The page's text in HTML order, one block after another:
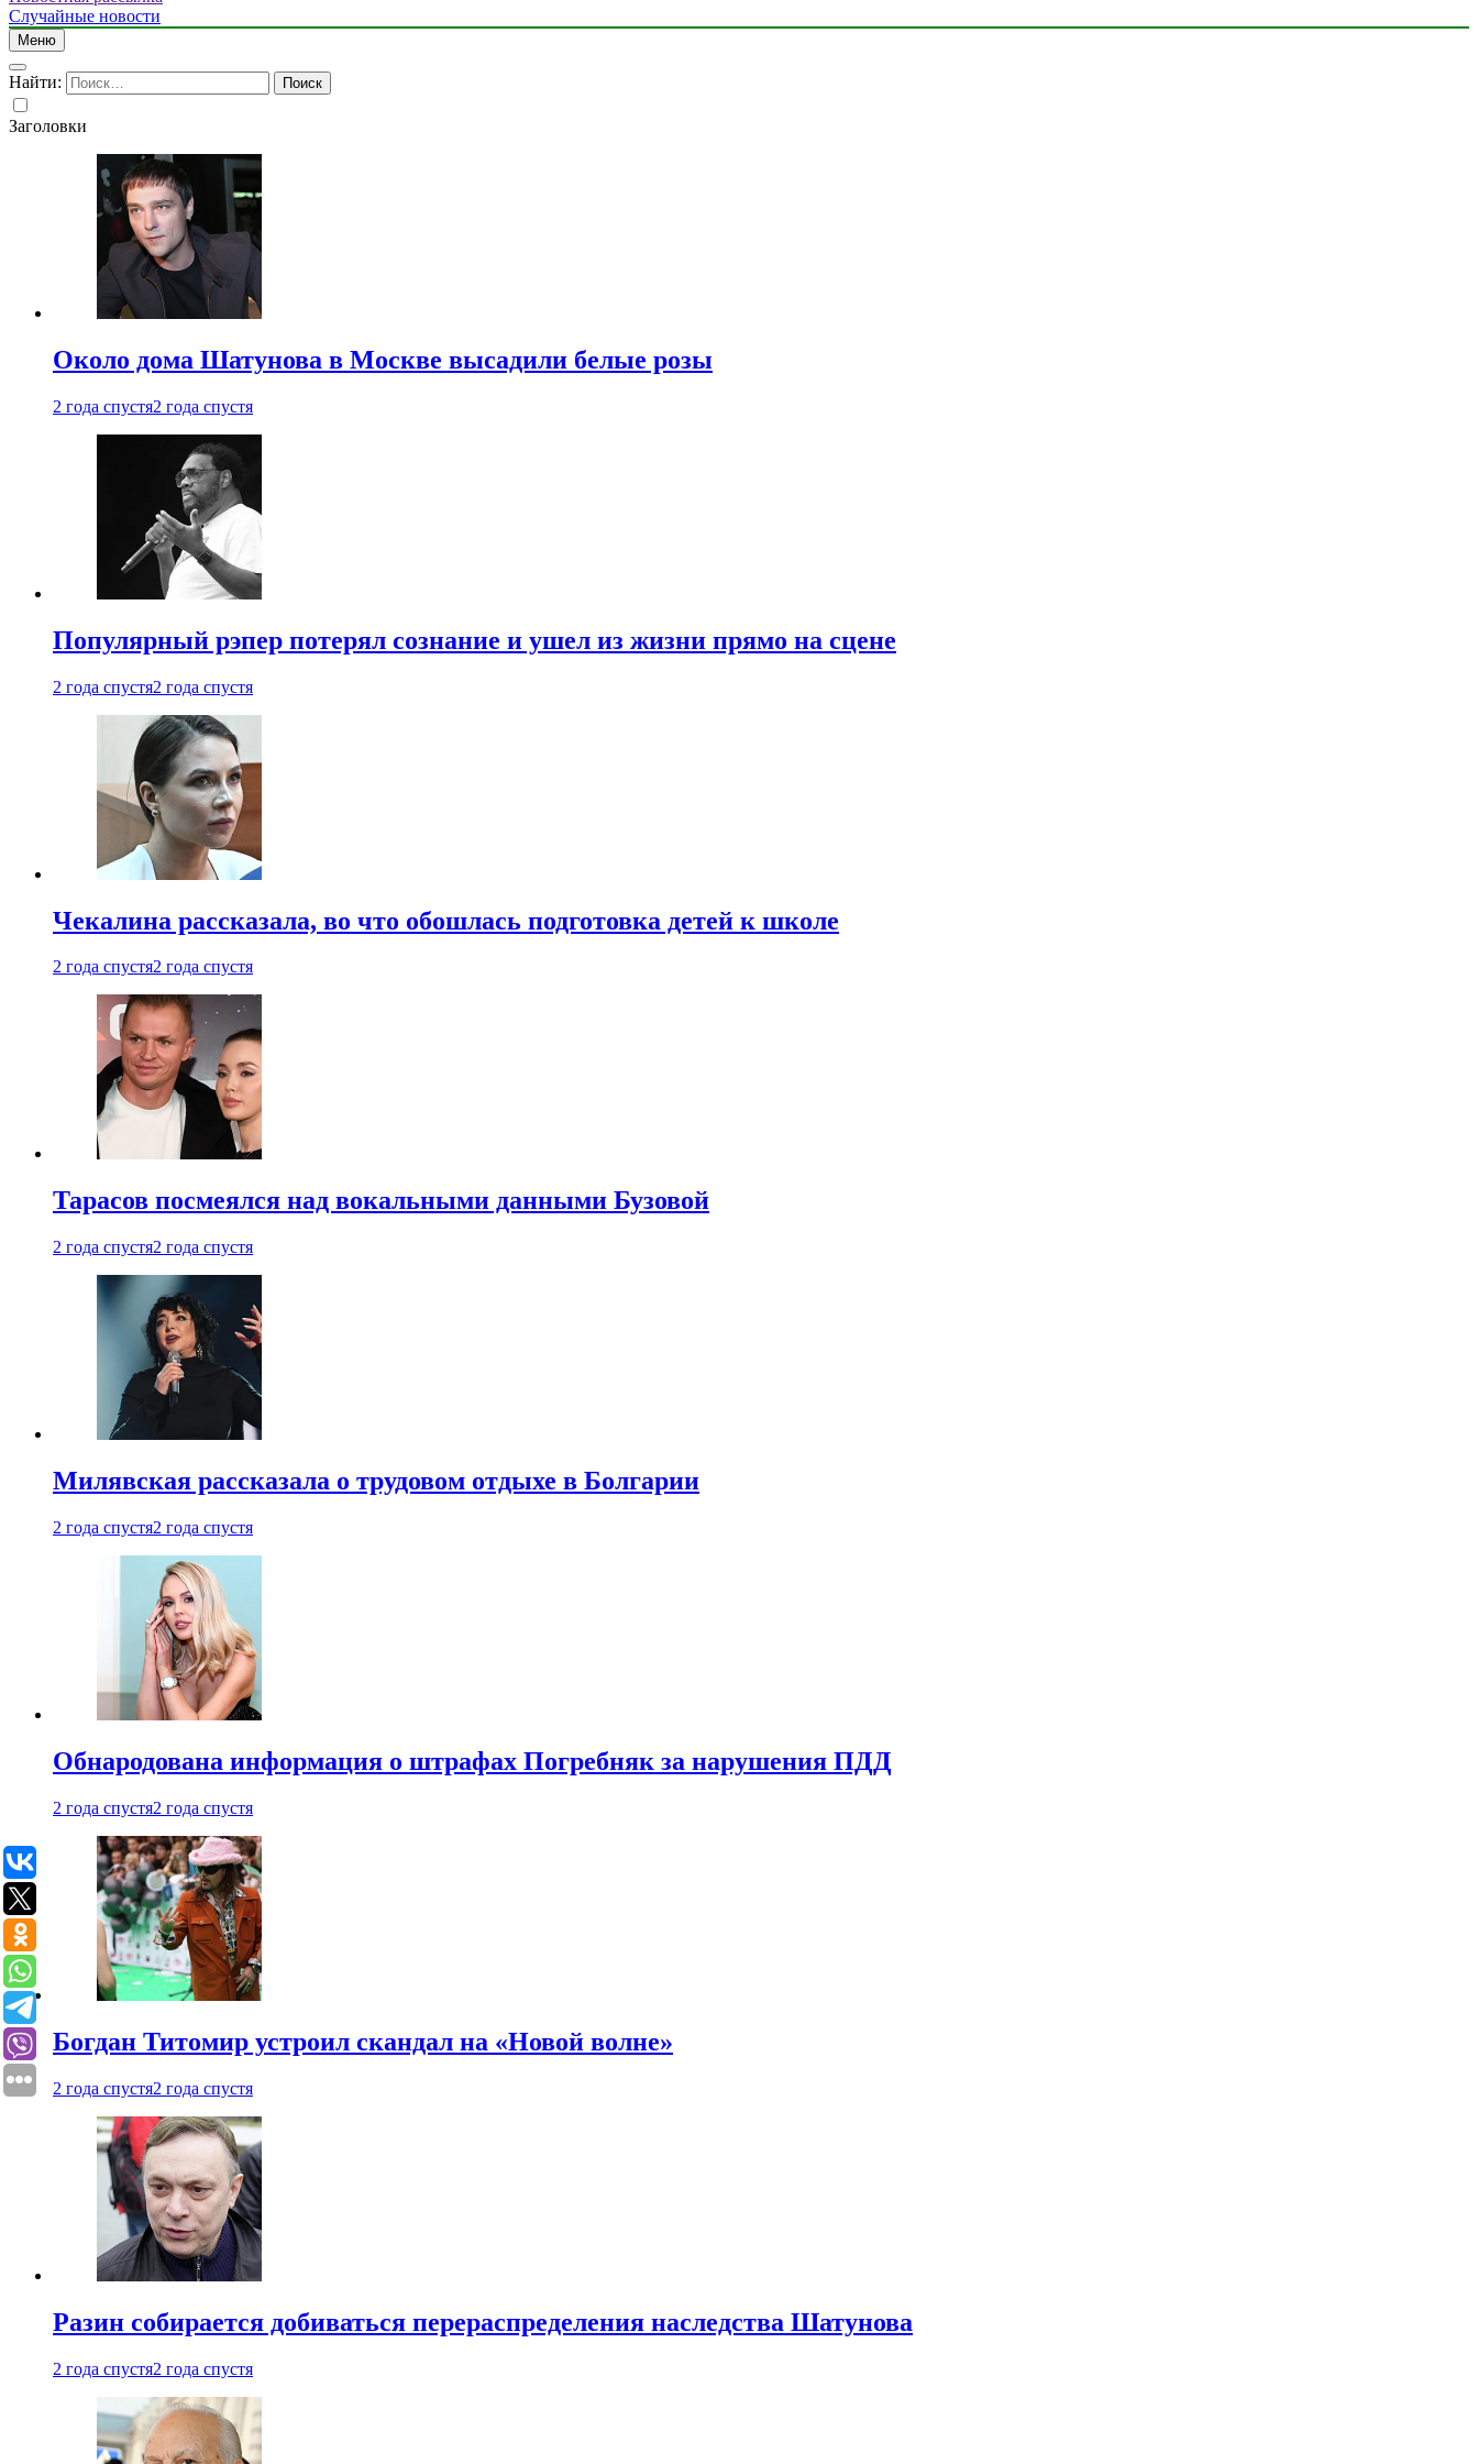
Случайные новости
Меню
Найти:
Заголовки
Около дома Шатунова в Москве высадили белые розы
2 года спустя2 года спустя
Популярный рэпер потерял сознание и ушел из жизни прямо на сцене
2 года спустя2 года спустя
Чекалина рассказала, во что обошлась подготовка детей к школе
2 года спустя2 года спустя
Тарасов посмеялся над вокальными данными Бузовой
2 года спустя2 года спустя
Милявская рассказала о трудовом отдыхе в Болгарии
2 года спустя2 года спустя
Обнародована информация о штрафах Погребняк за нарушения ПДД
2 года спустя2 года спустя
Богдан Титомир устроил скандал на «Новой волне»
2 года спустя2 года спустя
Разин собирается добиваться перераспределения наследства Шатунова
2 года спустя2 года спустя